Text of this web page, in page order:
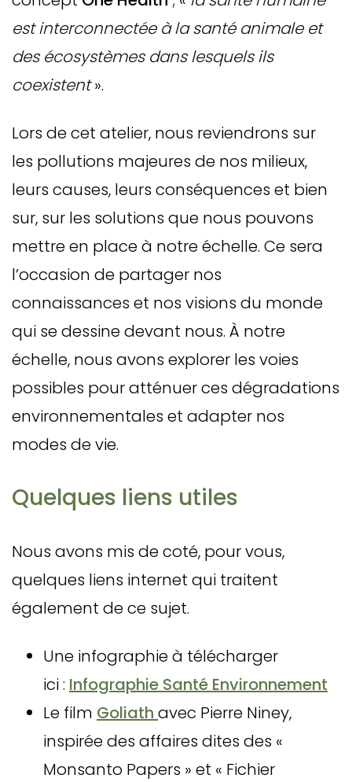
est interconnectée à la santé animale et
des écosystèmes dans lesquels ils
coexistent».
Lors de cet atelier, nous reviendrons sur
les pollutions majeures de nos milieux,
leurs causes, leurs conséquences et bien
sur, sur les solutions que nous pouvons
mettre en place à notre échelle. Ce sera
l’occasion de partager nos
connaissances et nos visions du monde
qui se dessine devant nous. À notre
échelle, nous avons explorer les voies
possibles pour atténuer ces dégradations
environnementales et adapter nos
modes de vie.
Quelques liens utiles
Nous avons mis de coté, pour vous,
quelques liens internet qui traitent
également de ce sujet.
Une infographie à télécharger
ici : Infographie Santé Environnement
Le film Goliath avec Pierre Niney,
inspirée des affaires dites des «
Monsanto Papers » et « Fichier